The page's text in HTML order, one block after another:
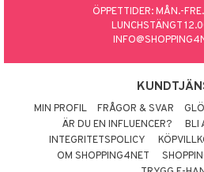
ÖPPETTIDER: MÅN.-
LUNCHSTÄNGT
MIN PROFIL FRÅGOR & SVAR
ÄR DU EN INFLUENCER?
BLI
INTEGRITETSPOLICY
OM SHOPPING4NET